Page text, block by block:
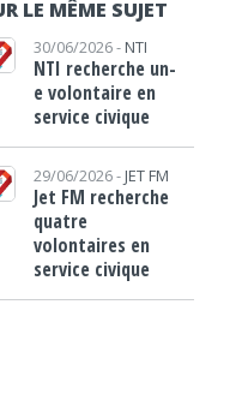
LE MÊME SUJET
30/06/2026 - NTI
NTI recherche un-
e volontaire en
service civique
29/06/2026 - JET FM
Jet FM recherche
quatre
volontaires en
service civique